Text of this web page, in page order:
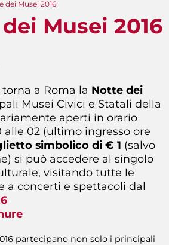
dei Musei 2016
Musei 2016
a Roma la Notte dei
Musei Civici e Statali della
aperti in orario
alle 02 (ultimo ingresso ore
simbolico di € 1 (salvo
si può accedere al singolo
visitando tutte le
a concerti e spettacoli dal
partecipano non solo i principali